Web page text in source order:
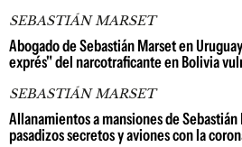
SEBASTIÁN MARSET
Abogado de Sebastián Marset en
exprés" del narcotraficante en Bolivia
SEBASTIÁN MARSET
Allanamientos a mansiones de
pasadizos secretos y aviones con la